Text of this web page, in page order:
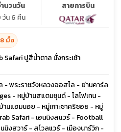
นวนวัน
วัน 6 คืน
สายการบิน
มื้อ
Safari ปูสีน้ำตาล นั่งกระเช้า
- พระราชวังหลวงออสโล - ย่านคาร์ล
- หมู่บ้านสแตมซุนด์ - โลโฟเทน -
านแฮมนอย - หมู่เกาะซาคริซอย - หมู่
Safari - เฮนนิงสแวร์ - Football
นิงสวาร์ - สโวลแวร์ - เมืองนาร์วิก -